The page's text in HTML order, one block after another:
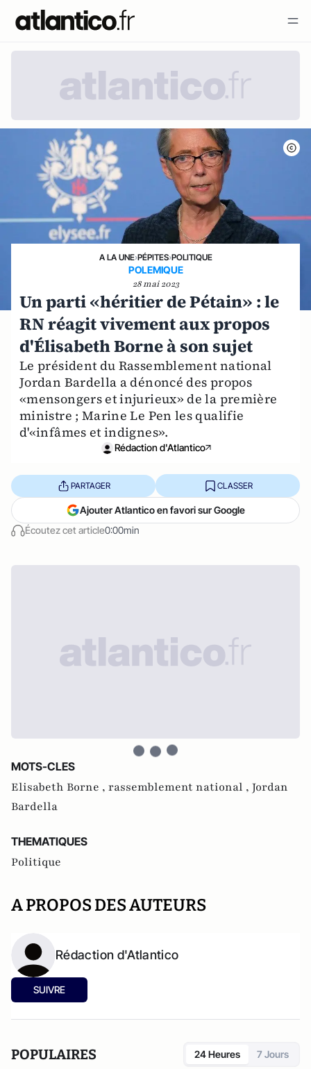
A LA UNE›PÉPITES›POLITIQUE
POLEMIQUE
28 mai 2023
Un parti «héritier de Pétain» : le
RN réagit vivement aux propos
d'Élisabeth Borne à son sujet
Le président du Rassemblement national
Jordan Bardella a dénoncé des propos
«mensongers et injurieux» de la première
ministre ; Marine Le Pen les qualifie
d'«infâmes et indignes».
Rédaction d'Atlantico
Écoutez cet article0:00min
PARTAGER CLASSER
Ajouter Atlantico en favori sur Google
MOTS-CLES
Elisabeth Borne , rassemblement national , Jordan
Bardella
THEMATIQUES
Politique
A PROPOS DES AUTEURS
Rédaction d'Atlantico
SUIVRE
POPULAIRES 24 Heures 7 Jours